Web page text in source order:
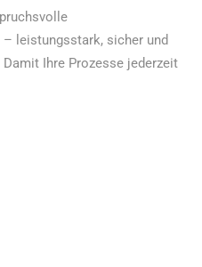
leistungsstark, sicher und
Ihre Prozesse jederzeit